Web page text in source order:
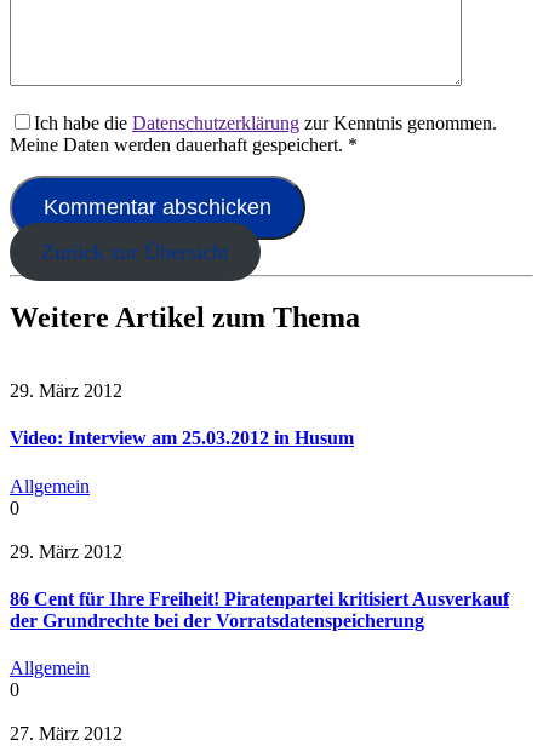
Ich habe die Datenschutzerklärung zur Kenntnis genommen.
Meine Daten werden dauerhaft gespeichert. *
Zurück zur Übersicht
Weitere Artikel zum Thema
29. März 2012
Video: Interview am 25.03.2012 in Husum
Allgemein
0
29. März 2012
86 Cent für Ihre Freiheit! Piratenpartei kritisiert Ausverkauf
der Grundrechte bei der Vorratsdatenspeicherung
Allgemein
0
27. März 2012